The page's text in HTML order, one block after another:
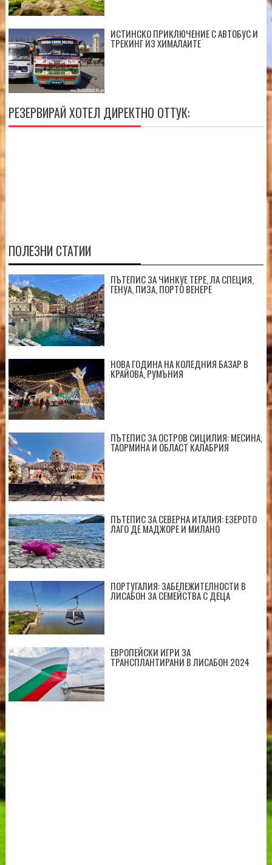
ИСТИНСКО ПРИКЛЮЧЕНИЕ С АВТОБУС И
ТРЕКИНГ ИЗ ХИМАЛАИТЕ
РЕЗЕРВИРАЙ ХОТЕЛ ДИРЕКТНО ОТТУК:
ПОЛЕЗНИ СТАТИИ
ПЪТЕПИС ЗА ЧИНКУЕ ТЕРЕ, ЛА СПЕЦИЯ,
ГЕНУА, ПИЗА, ПОРТО ВЕНЕРЕ
НОВА ГОДИНА НА КОЛЕДНИЯ БАЗАР В
КРАЙОВА, РУМЪНИЯ
ПЪТЕПИС ЗА ОСТРОВ СИЦИЛИЯ: МЕСИНА,
ТАОРМИНА И ОБЛАСТ КАЛАБРИЯ
ПЪТЕПИС ЗА СЕВЕРНА ИТАЛИЯ: ЕЗЕРОТО
ЛАГО ДЕ МАДЖОРЕ И МИЛАНО
ПОРТУГАЛИЯ: ЗАБЕЛЕЖИТЕЛНОСТИ В
ЛИСАБОН ЗА СЕМЕЙСТВА С ДЕЦА
ЕВРОПЕЙСКИ ИГРИ ЗА
ТРАНСПЛАНТИРАНИ В ЛИСАБОН 2024